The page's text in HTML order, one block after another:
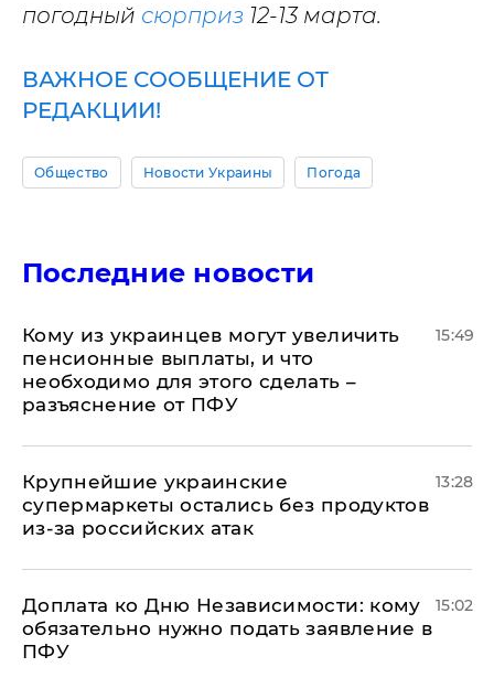
погодный сюрприз 12-13 марта.
ВАЖНОЕ СООБЩЕНИЕ ОТ
РЕДАКЦИИ!
Общество Новости Украины Погода
Последние новости
Кому из украинцев могут увеличить
пенсионные выплаты, и что
необходимо для этого сделать –
разъяснение от ПФУ
15:49
Крупнейшие украинские
супермаркеты остались без продуктов
из-за российских атак
13:28
Доплата ко Дню Независимости: кому
обязательно нужно подать заявление в
ПФУ
15:02